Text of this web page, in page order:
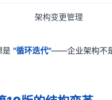
架构变更管理
是"循环迭代"——企业架构不